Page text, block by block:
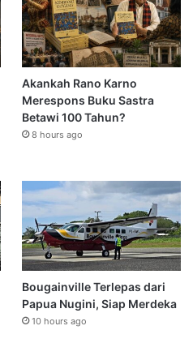
Akankah Rano Karno
Merespons Buku Sastra
Betawi 100 Tahun?
8 hours ago
Bougainville Terlepas dari
Papua Nugini, Siap Merdeka
10 hours ago